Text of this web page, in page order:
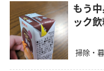
もう
ック
掃除・